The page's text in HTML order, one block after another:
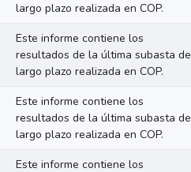
largo plazo realizada en COP.
Este informe contiene los
resultados de la última subasta de
largo plazo realizada en COP.
Este informe contiene los
resultados de la última subasta de
largo plazo realizada en COP.
Este informe contiene los